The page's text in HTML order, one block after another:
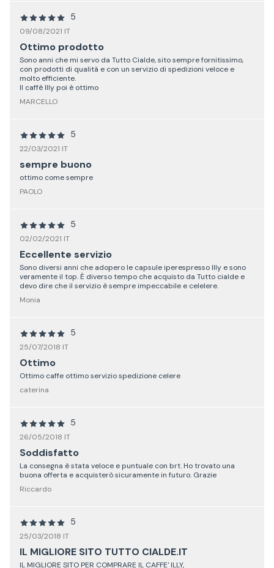
5
09/08/2021 IT
Ottimo prodotto
Sono anni che mi servo da Tutto Cialde, sito sempre fornitissimo,
con prodotti di qualità e con un servizio di spedizioni veloce e
molto efficiente.
Il caffè Illy poi è ottimo
MARCELLO
5
22/03/2021 IT
sempre buono
ottimo come sempre
PAOLO
5
02/02/2021 IT
Eccellente servizio
Sono diversi anni che adopero le capsule iperespresso Illy e sono
veramente il top. È diverso tempo che acquisto da Tutto cialde e
devo dire che il servizio è sempre impeccabile e celelere.
Monia
5
25/07/2018 IT
Ottimo
Ottimo caffe ottimo servizio spedizione celere
caterina
5
26/05/2018 IT
Soddisfatto
La consegna è stata veloce e puntuale con brt. Ho trovato una
buona offerta e acquisterò sicuramente in futuro. Grazie
Riccardo
5
25/03/2018 IT
IL MIGLIORE SITO TUTTO CIALDE.IT
IL MIGLIORE SITO PER COMPRARE IL CAFFE' ILLY,